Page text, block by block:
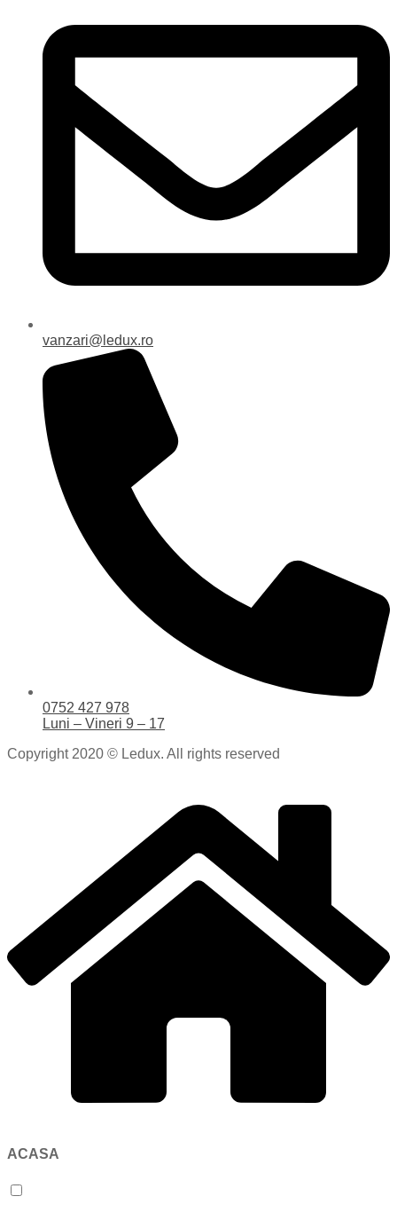
vanzari@ledux.ro
0752 427 978
Luni – Vineri 9 – 17
Copyright 2020 © Ledux. All rights reserved
ACASA